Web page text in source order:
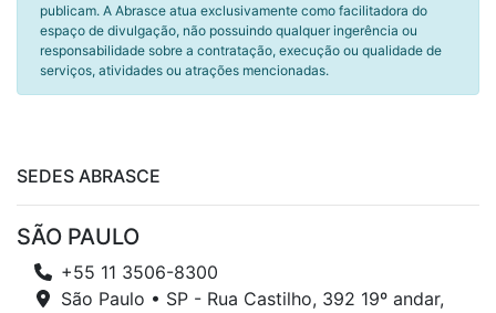
publicam. A Abrasce atua exclusivamente como facilitadora do
espaço de divulgação, não possuindo qualquer ingerência ou
responsabilidade sobre a contratação, execução ou qualidade de
serviços, atividades ou atrações mencionadas.
SEDES ABRASCE
SÃO PAULO
+55 11 3506-8300
São Paulo • SP - Rua Castilho, 392 19º andar,